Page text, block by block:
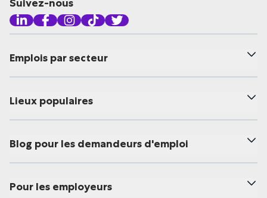
Suivez-nous
Emplois par secteur
Lieux populaires
Blog pour les demandeurs d'emploi
Pour les employeurs